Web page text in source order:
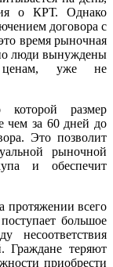
о КРТ. Однако
договора с
время рыночная
люди вынуждены
ценам, уже не
которой размер
чем за 60 дней до
Это позволит
рыночной
и обеспечит
протяжении всего
большое
несоответствия
Граждане теряют
приобрести